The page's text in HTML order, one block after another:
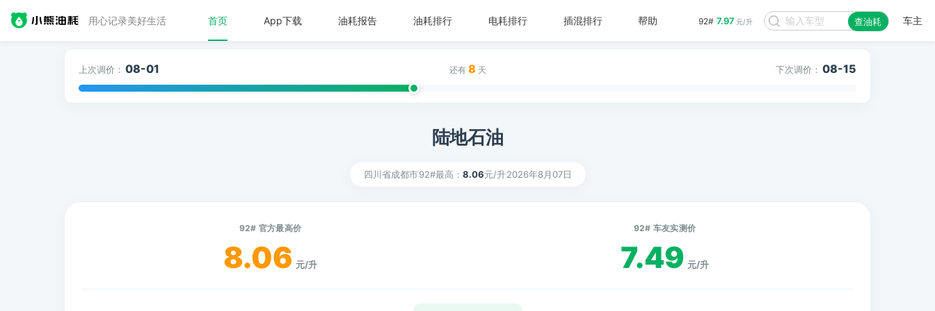
用心记录美好生活 92# 7.97 元/升 查油耗 车主
首页 App下载 油耗报告 油耗排行 电耗排行 插混排行 帮助
上次调价： 08-01 还有 8 天 下次调价： 08-15
陆地石油
四川省成都市92#最高： 8.06元/升2026年8月07日
92# 官方最高价
8.06 元/升
92# 车友实测价
7.49 元/升